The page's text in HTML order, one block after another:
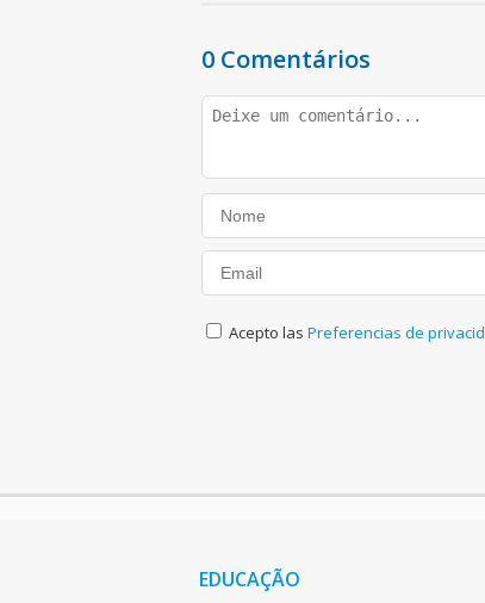
0 Comentários
Acepto lasPreferencias de
EDUCAÇÃO